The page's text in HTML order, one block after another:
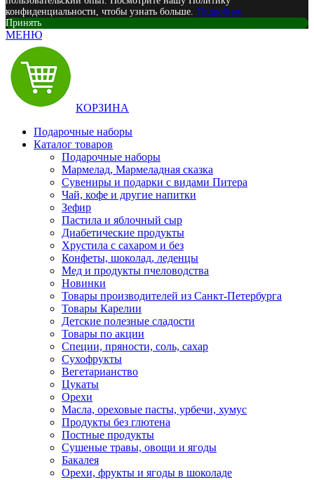
конфиденциальности, чтобы узнать больше. Подробнее
Принять
МЕНЮ
КОРЗИНА
Подарочные наборы
Каталог товаров
Подарочные наборы
Мармелад, Мармеладная сказка
Сувениры и подарки с видами Питера
Чай, кофе и другие напитки
Зефир
Пастила и яблочный сыр
Диабетические продукты
Хрустила с сахаром и без
Конфеты, шоколад, леденцы
Мед и продукты пчеловодства
Новинки
Товары производителей из Санкт-Петербурга
Товары Карелии
Детские полезные сладости
Товары по акции
Специи, пряности, соль, сахар
Сухофрукты
Вегетарианство
Цукаты
Орехи
Масла, ореховые пасты, урбечи, хумус
Продукты без глютена
Постные продукты
Сушеные травы, овощи и ягоды
Бакалея
Орехи, фрукты и ягоды в шоколаде